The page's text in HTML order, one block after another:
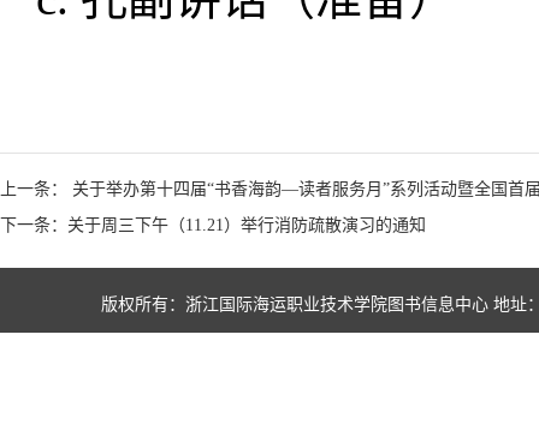
上一条： 关于举办第十四届“书香海韵—读者服务月”系列活动暨全国首
下一条：关于周三下午（11.21）举行消防疏散演习的通知
版权所有：浙江国际海运职业技术学院图书信息中心 地